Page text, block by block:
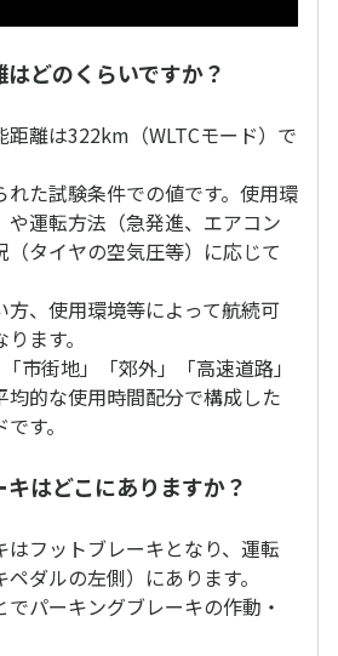
どのくらいですか？
距離は322km（WLTCモード）で
た試験条件での値です。使用環
や運転方法（急発進、エアコン
タイヤの空気圧等）に応じて
方、使用環境等によって航続可
ます。
市街地」「郊外」「高速道路」
均的な使用時間配分で構成した
す。
はどこにありますか？
はフットブレーキとなり、運転
ダルの左側）にあります。
パーキングブレーキの作動・